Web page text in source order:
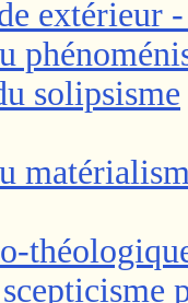
extérieur
solipsisme